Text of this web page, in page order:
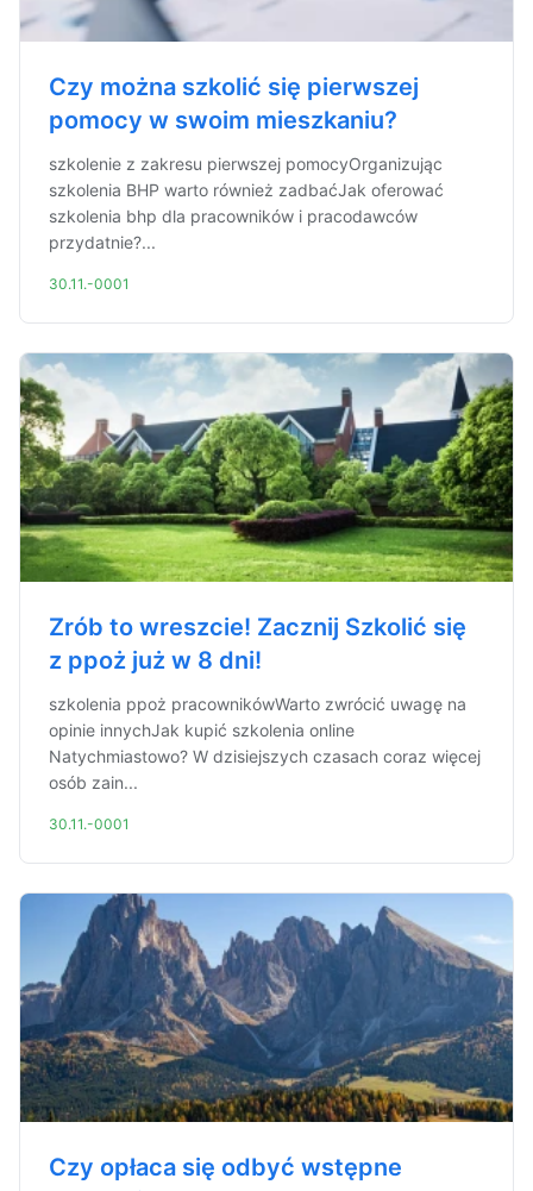
Czy można szkolić się pierwszej
pomocy w swoim mieszkaniu?
szkolenie z zakresu pierwszej pomocyOrganizując
szkolenia BHP warto również zadbaćJak oferować
szkolenia bhp dla pracowników i pracodawców
przydatnie?...
30.11.-0001
Zrób to wreszcie! Zacznij Szkolić się
z ppoż już w 8 dni!
szkolenia ppoż pracownikówWarto zwrócić uwagę na
opinie innychJak kupić szkolenia online
Natychmiastowo? W dzisiejszych czasach coraz więcej
osób zain...
30.11.-0001
Czy opłaca się odbyć wstępne